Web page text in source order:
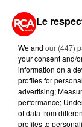
Enfin, notez
dans la nuit
sera
Le
We and our (447)
your consent and/
information on a
profiles for
advertising;
performance;
of data from
profiles to